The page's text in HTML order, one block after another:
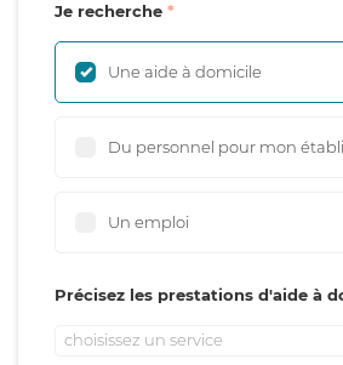
Je recherche
Une aide à domicile
Du personnel pour mon
Un emploi
Précisez les prestations d'aide à
choisissez un service